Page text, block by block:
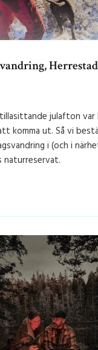
julafton var
komma ut. Så vi
i (och i
naturreservat.